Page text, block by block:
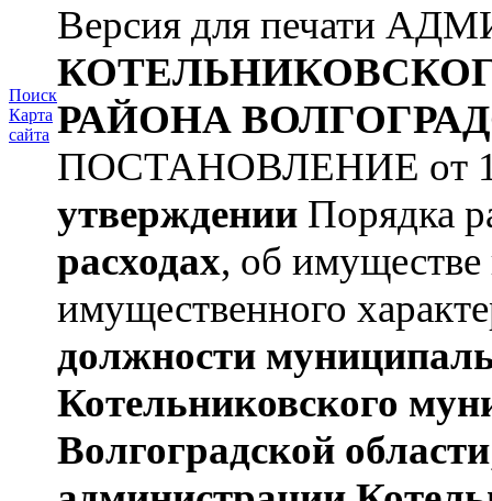
Поиск
Карта
сайта
Версия для печати
РАЙОНА
ПОСТАНОВЛЕНИЕ от
утверждении Порядка
расходах, об имуществе
имущественного
должности
Котельниковского
Волгоградской области